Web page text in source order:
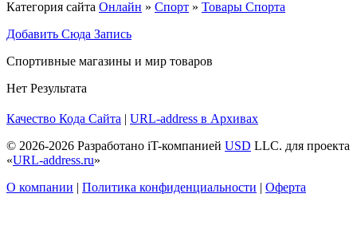
Категория сайта Онлайн » Спорт » Товары Спорта
Добавить Сюда Запись
Спортивные магазины и мир товаров
Нет Результата
Качество Кода Сайта | URL-address в Архивах
© 2026-2026 Разработано iT-компанией USD LLC. для проекта
«URL-address.ru»
О компании | Политика конфиденциальности | Оферта